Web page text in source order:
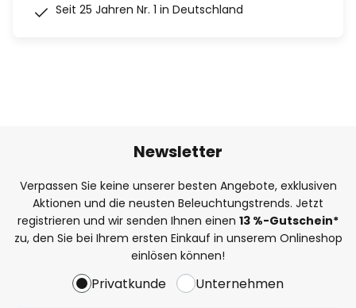
Seit 25 Jahren Nr. 1 in Deutschland
Newsletter
Verpassen Sie keine unserer besten Angebote, exklusiven
Aktionen und die neusten Beleuchtungstrends. Jetzt
registrieren und wir senden Ihnen einen 13 %-Gutschein*
zu, den Sie bei Ihrem ersten Einkauf in unserem Onlineshop
einlösen können!
Privatkunde Unternehmen